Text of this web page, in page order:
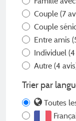
Couple (7
Couple
Entre amis
Individuel
Autre (4
Trier par
Toutes